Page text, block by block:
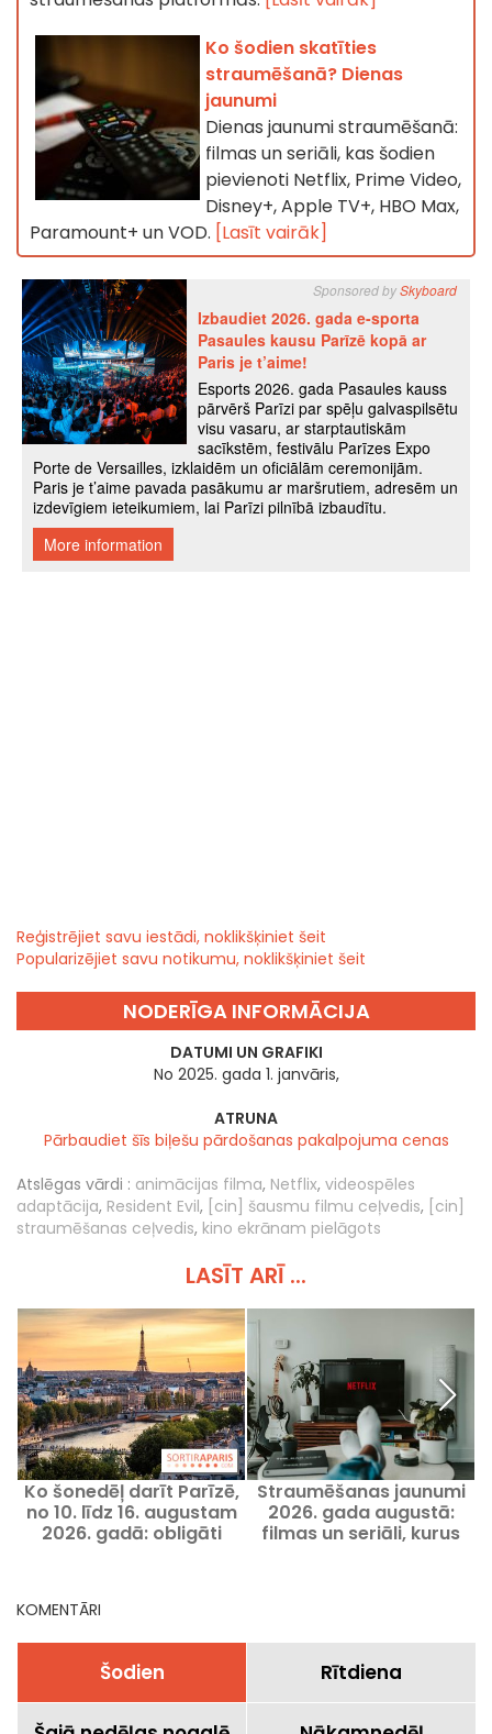
Ko šodien skatīties
straumēšanā? Dienas
jaunumi
Dienas jaunumi straumēšanā:
filmas un seriāli, kas šodien
pievienoti Netflix, Prime Video,
Disney+, Apple TV+, HBO Max,
Paramount+ un VOD. [Lasīt vairāk]
Reģistrējiet savu iestādi, noklikšķiniet šeit
Popularizējiet savu notikumu, noklikšķiniet šeit
NODERĪGA INFORMĀCIJA
DATUMI UN GRAFIKI
No 2025. gada 1. janvāris,
ATRUNA
Pārbaudiet šīs biļešu pārdošanas pakalpojuma cenas
Atslēgas vārdi : animācijas filma, Netflix, videospēles
adaptācija, Resident Evil, [cin] šausmu filmu ceļvedis, [cin]
straumēšanas ceļvedis, kino ekrānam pielāgots
LASĪT ARĪ ...
Ko šonedēļ darīt Parīzē,
no 10. līdz 16. augustam
2026. gadā: obligāti
Straumēšanas jaunumi
2026. gada augustā:
filmas un seriāli, kurus
KOMENTĀRI
Šodien Rītdiena